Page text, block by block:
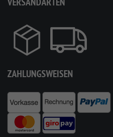
VERSANDARTEN
ZAHLUNGSWEISEN